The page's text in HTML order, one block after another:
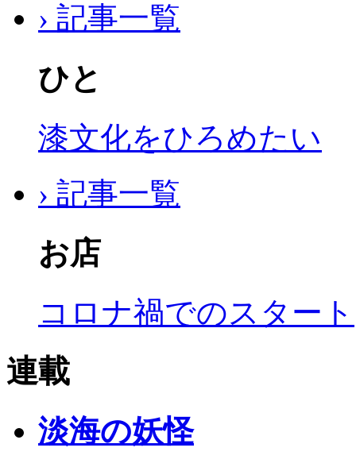
› 記事一覧
ひと
漆文化をひろめたい
› 記事一覧
お店
コロナ禍でのスタート
連載
淡海の妖怪